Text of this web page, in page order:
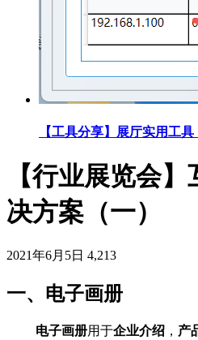
【工具分享】展厅实用工
【行业展览会
决方案（一）
2021年6月5日 4,213
一、电子画册
电子画册用于企业介绍 ， 产